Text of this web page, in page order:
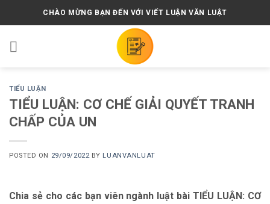
CHÀO MỪNG BẠN ĐẾN VỚI VIẾT LUẬN VĂN LUẬT
TIỂU LUẬN
TIỂU LUẬN: CƠ CHẾ GIẢI QUYẾT TRANH
CHẤP CỦA UN
POSTED ON 29/09/2022 BY LUANVANLUAT
Chia sẻ cho các bạn viên ngành luật bài TIỂU LUẬN: CƠ